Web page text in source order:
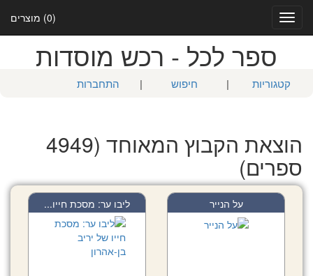
(0) מוצרים
Toggle
navigation
ספר לכל - רכש מוסדות
קטגוריות | חיפוש | התחברות
הוצאת הקבוץ המאוחד (4949
ספרים)
על הנייר ליבו ער: מסכת חייו...